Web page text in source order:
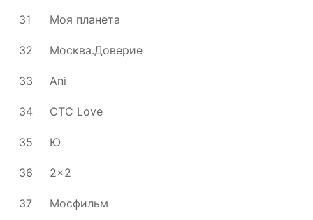
31 Моя планета
32 Москва.Доверие
33 Ani
34 СТС Love
35 Ю
36 2x2
37 Мосфильм